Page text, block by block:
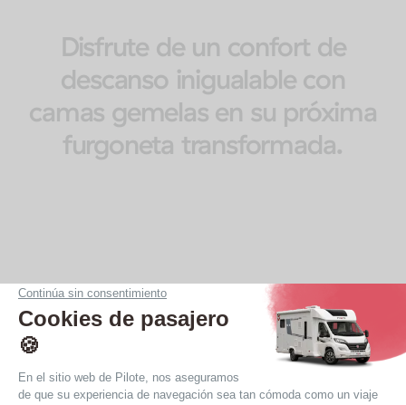
Disfrute de un confort de
descanso inigualable con
camas gemelas en su próxima
furgoneta transformada.
Dormir cómodamente para 2
Las camas gemelas de las furgonetas transformadas
Pilote ofrecen un confort inigualable, con la